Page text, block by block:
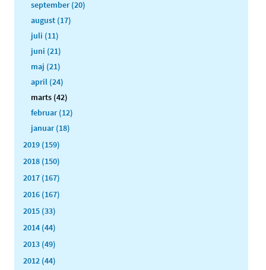
september (20)
august (17)
juli (11)
juni (21)
maj (21)
april (24)
marts (42)
februar (12)
januar (18)
2019 (159)
2018 (150)
2017 (167)
2016 (167)
2015 (33)
2014 (44)
2013 (49)
2012 (44)